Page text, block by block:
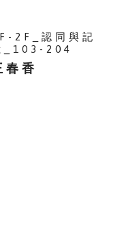
2F_認同與記
_103-204
春香